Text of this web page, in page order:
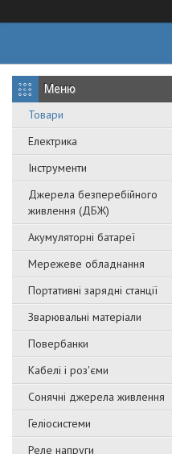
Товари
Електрика
Інструменти
Джерела безперебійного
живлення (ДБЖ)
Акумуляторні батареї
Мережеве обладнання
Портативні зарядні станції
Зварювальні матеріали
Повербанки
Кабелі і роз'єми
Сонячні джерела живлення
Геліосистеми
Реле напруги